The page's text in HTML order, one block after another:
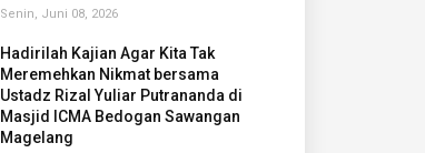
Senin, Juni 08, 2026
Hadirilah Kajian Agar Kita Tak
Meremehkan Nikmat bersama
Ustadz Rizal Yuliar Putrananda di
Masjid ICMA Bedogan Sawangan
Magelang